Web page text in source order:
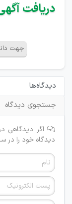
دریافت
جهت
دیدگاه‌ها
جستجوی دیدگاه
اگر دیدگاهی
دیدگاه خود را در